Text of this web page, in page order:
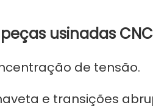
usinadas
de tensão.
e transições